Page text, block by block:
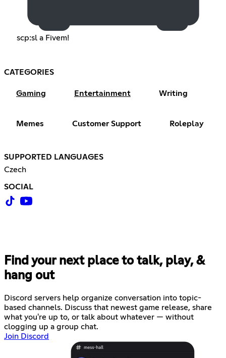
scp:sl a Fivem!
CATEGORIES
Gaming Entertainment Writing
Memes Customer Support Roleplay
SUPPORTED LANGUAGES
Czech
SOCIAL
Find your next place to talk, play, &
hang out
Discord servers help organize conversation into topic-
based channels. Discuss that newest game release, share
what you're up to, or talk about whatever — without
clogging up a group chat.
Join Discord